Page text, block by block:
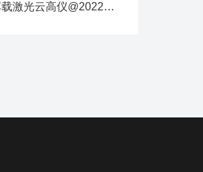
云高仪-舰载车载激光云高仪@2022风途新品